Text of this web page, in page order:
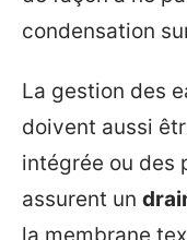
condensation
La gestion des
doivent aussi
intégrée ou des
assurent un